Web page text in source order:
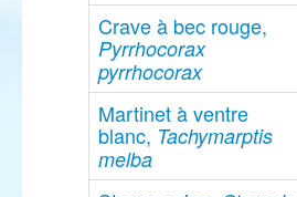
Crave à bec rouge,
Pyrrhocorax
pyrrhocorax
Martinet à ventre
blanc, Tachymarptis
melba